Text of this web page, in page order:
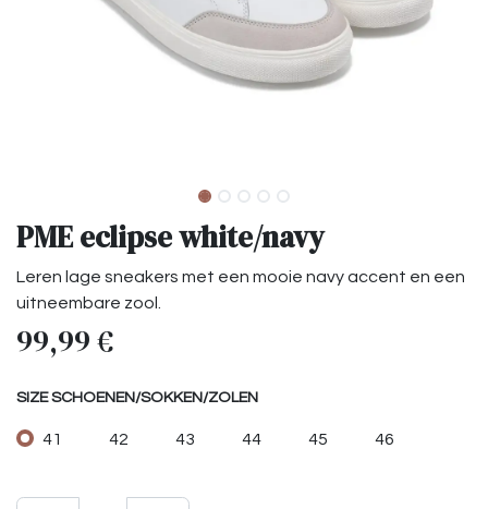
PME eclipse white/navy
Leren lage sneakers met een mooie navy accent en een
uitneembare zool.
99,99€
SIZE SCHOENEN/SOKKEN/ZOLEN
41 42 43 44 45 46